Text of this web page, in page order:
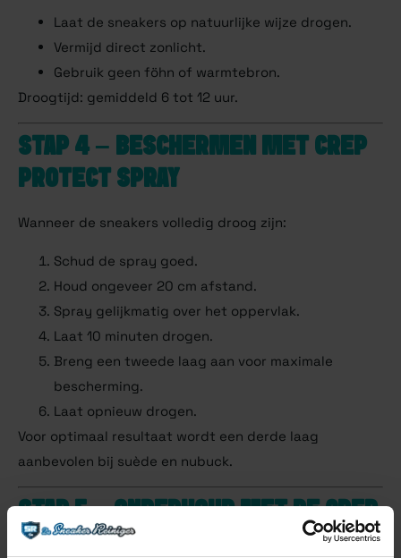
Laat de sneakers op natuurlijke wijze drogen.
Vermijd direct zonlicht.
Gebruik geen föhn of warmtebron.
Droogtijd: gemiddeld 6 tot 12 uur.
STAP 4 – BESCHERMEN MET CREP
PROTECT SPRAY
Wanneer de sneakers volledig droog zijn:
Schud de spray goed.
Houd ongeveer 20 cm afstand.
Spray gelijkmatig over het oppervlak.
Laat 10 minuten drogen.
Breng een tweede laag aan voor maximale
bescherming.
Laat opnieuw drogen.
Voor optimaal resultaat wordt een derde laag
aanbevolen bij suède en nubuck.
STAP 5 – ONDERHOUD MET DE CREP
PROTECT ERASER